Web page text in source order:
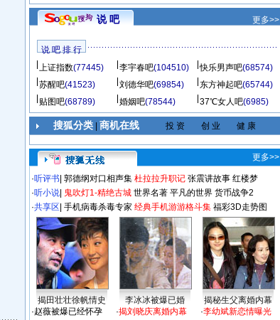
说 吧 更多>>
说 吧 排 行
上证指数(77445) 李宇春吧(104510) 快乐男声吧(68574)
苏醒吧(41523) 刘德华吧(69854) 东方神起吧(65744)
贴图吧(68789) 婚姻吧(78544) 37℃女人吧(6985)
搜狐分类| 商机在线 投 资 创 业 健 康
更多>>
·听评书 郭德纲对口相声集 杜拉拉升职记 张震讲故事 红楼梦
·听小说 鬼吹灯1-精绝古城 世界名著 平凡的世界 货币战争2
·共享区 手机病毒杀毒专家 经典手机游游格斗集 福彩3D走势图
揭田壮壮徐帆情史 李冰冰被爆已婚
揭秘生父离婚内幕
·赵薇被爆已经怀孕
·揭刘晓庆离婚内幕
·李幼斌新恋情曝光